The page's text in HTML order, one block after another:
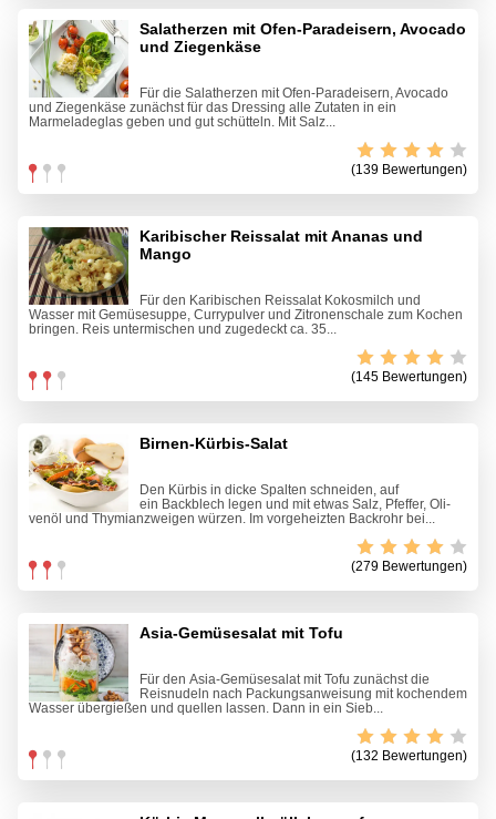
Salatherzen mit Ofen-Paradeisern, Avocado
und Ziegenkäse
Für die Salatherzen mit Ofen-Paradeisern, Avocado
und Ziegenkäse zunächst für das Dressing alle Zutaten in ein
Marmeladeglas geben und gut schütteln. Mit Salz...
(139 Bewertungen)
Karibischer Reissalat mit Ananas und
Mango
Für den Karibischen Reissalat Kokosmilch und
Wasser mit Gemüsesuppe, Currypulver und Zitronenschale zum Kochen
bringen. Reis untermischen und zugedeckt ca. 35...
(145 Bewertungen)
Birnen-Kürbis-Salat
Den Kürbis in dicke Spalten schneiden, auf
ein Backblech legen und mit etwas Salz, Pfeffer, Oli­
venöl und Thymianzweigen würzen. Im vorgeheiz­ten Backrohr bei...
(279 Bewertungen)
Asia-Gemüsesalat mit Tofu
Für den Asia-Gemüsesalat mit Tofu zunächst die
Reisnudeln nach Packungsanweisung mit kochendem
Wasser übergießen und quellen lassen. Dann in ein Sieb...
(132 Bewertungen)